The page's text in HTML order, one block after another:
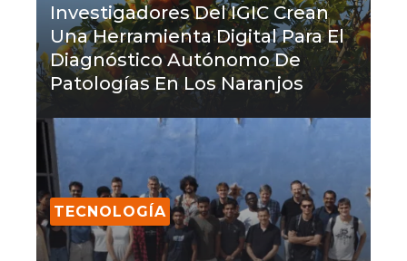
Investigadores Del IGIC Crean
Una Herramienta Digital Para El
Diagnóstico Autónomo De
Patologías En Los Naranjos
TECNOLOGÍA